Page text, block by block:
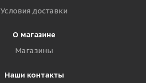
Условия доставки
О магазине
Магазины
Наши контакты